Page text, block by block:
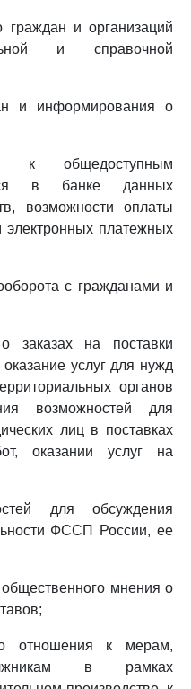
граждан и организаций
и справочной
и информирования о
к общедоступным
в банке данных
возможности оплаты
электронных платежных
с гражданами и
заказах на поставки
услуг для нужд
органов
возможностей для
лиц в поставках
оказании услуг на
для обсуждения
ФССП России, ее
мнения о
отношения к мерам,
в рамках